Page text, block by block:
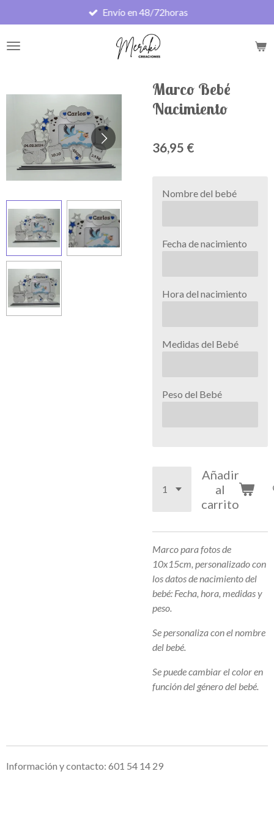
al
contenido
Envío en 48/72horas
Marco Bebé
Nacimiento
36,95 €
Nombre del bebé
Fecha de nacimiento
Hora del nacimiento
Medidas del Bebé
Peso del Bebé
Añadir
al
carrito
Marco para fotos de
10x15cm, personalizado con
los datos de nacimiento del
bebé: Fecha, hora, medidas y
peso.
Se personaliza con el nombre
del bebé.
Se puede cambiar el color en
función del género del bebé.
Información y contacto: 601 54 14 29